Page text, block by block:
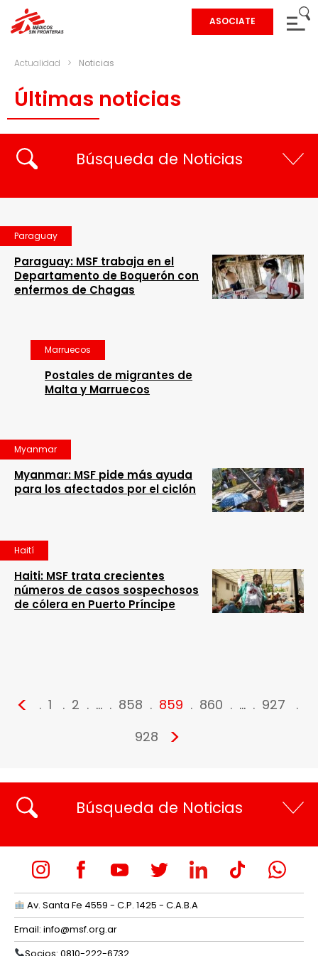
ASOCIATE
Actualidad > Noticias
Últimas noticias
Búsqueda de Noticias
Paraguay
Paraguay: MSF trabaja en el
Departamento de Boquerón con
enfermos de Chagas
Marruecos
Postales de migrantes de
Malta y Marruecos
Myanmar
Myanmar: MSF pide más ayuda
para los afectados por el ciclón
Haití
Haiti: MSF trata crecientes
números de casos sospechosos
de cólera en Puerto Príncipe
< 1 2 … 858 859 860 …
927
928
>
Búsqueda de Noticias
Av. Santa Fe 4559 - C.P. 1425 - C.A.B.A
Email: info@msf.org.ar